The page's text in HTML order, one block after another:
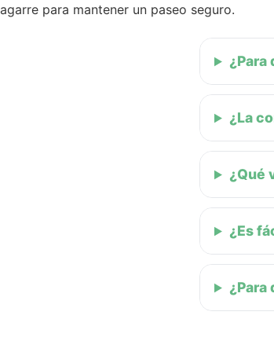
agarre para mantener un paseo seguro.
¿Para
¿La
¿Qué
¿Es
¿Para